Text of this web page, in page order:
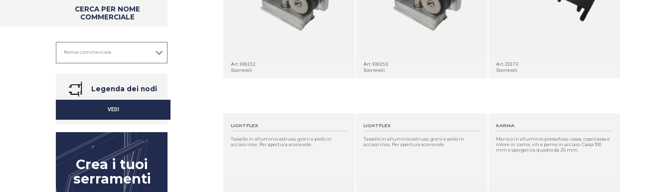
CERCA PER NOME
COMMERCIALE
Legenda dei nodi
VEDI
Crea i tuoi
serramenti
Art. 93635.2
Scorrevoli
Art. 93635.3
Scorrevoli
Art. 2337.3
Scorrevoli
LIGHTFLEX
Tassello in alluminio estruso; grani e piolo in
acciaio inox. Per apertura scorrevole.
LIGHTFLEX
Tassello in alluminio estruso; grani e piolo in
acciaio inox. Per apertura scorrevole.
KARMA
Manico in alluminio pressofuso, cassa, copricassa e
rotore in zama, viti e perno in acciaio. Cassa 100
mm e sporgenza quadro da 26 mm